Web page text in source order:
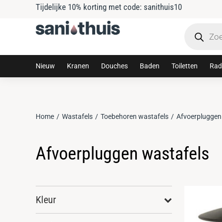
Tijdelijke 10% korting met code: sanithuis10
Nieuw Kranen Douches Baden Toiletten
Je bent hier:
Home Wastafels Toebehoren wastafels
Afvoerpluggen wastafels
Kleur